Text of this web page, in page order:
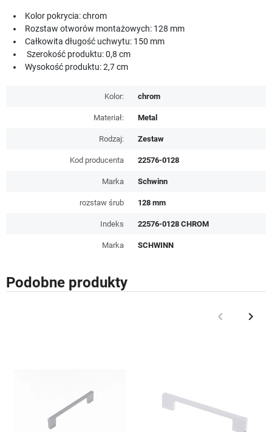
Kolor pokrycia: chrom
Rozstaw otworów montażowych: 128 mm
Całkowita długość uchwytu: 150 mm
Szerokość produktu: 0,8 cm
Wysokość produktu: 2,7 cm
Kolor: chrom
Materiał: Metal
Rodzaj: Zestaw
Kod producenta 22576-0128
Marka Schwinn
rozstaw śrub 128 mm
Indeks 22576-0128 CHROM
Marka SCHWINN
Podobne produkty
Poprzedni
keyboard_arrow_left keyboard_arrow_right